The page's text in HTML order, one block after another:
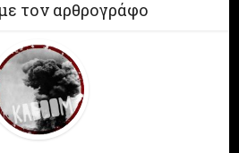
τον αρθρογράφο